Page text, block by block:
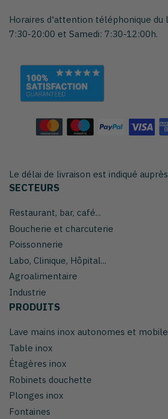
Horaires d'attention téléphonique du
7:30-20:00 et Samedi: 7:30-12:00h.
Le délai de livraison est indiqué
SECTEURS
Restaurant, bar, café...
Boucherie et charcuterie
Poissonnerie
Labo, Clinique, Hôpital...
Agroalimentaire
Industrie
PRODUITS
Lave mains inox autonomes et
Table inox
Étagères inox
Robinets douchette
Plonges inox
Fontaines